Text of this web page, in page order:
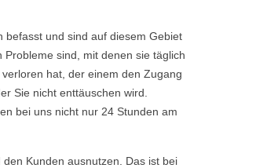
befasst und sind auf diesem Gebiet
sind, mit denen sie täglich
hat, der einem den Zugang
Sie nicht enttäuschen wird.
bei uns nicht nur 24 Stunden am
Kunden ausnutzen. Das ist bei